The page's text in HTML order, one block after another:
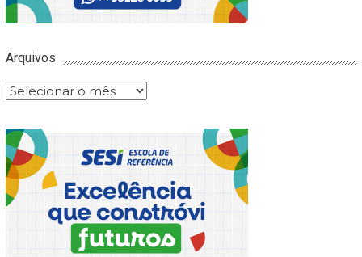
Arquivos
Arquivos